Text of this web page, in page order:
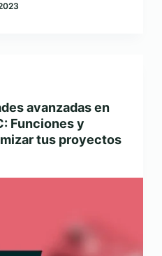
avanzadas en
Funciones y
tus proyectos